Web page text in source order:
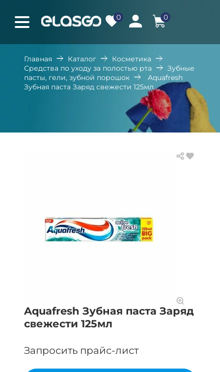
0 0
Главная Каталог
Косметика
Средства по уходу за полостью рта
Зубные
пасты, гели, зубной порошок
Aquafresh
Зубная паста Заряд свежести 125мл
Aquafresh Зубная паста Заряд
свежести 125мл
Запросить прайс-лист